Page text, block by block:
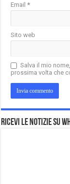
Email*
Sito web
Salva il mio
prossima volta che
Ricevi le notizie su